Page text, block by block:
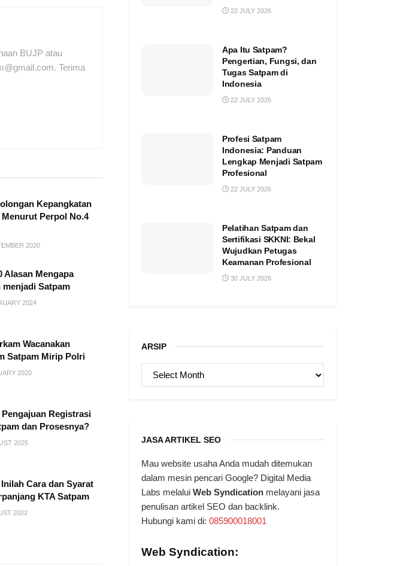
BUJP atau
Terima
Kepangkatan
Menurut Perpol No.4
2020
Alasan Mengapa
menjadi Satpam
2024
Wacanakan
Satpam Mirip Polri
2020
Pengajuan Registrasi
dan Prosesnya?
2025
Cara dan Syarat
KTA Satpam
2022
22 JULY 2026
Apa Itu Satpam?
Pengertian, Fungsi, dan
Tugas Satpam di
Indonesia
22 JULY 2026
Profesi Satpam
Indonesia: Panduan
Lengkap Menjadi Satpam
Profesional
22 JULY 2026
Pelatihan Satpam dan
Sertifikasi SKKNI: Bekal
Wujudkan Petugas
Keamanan Profesional
30 JULY 2026
ARSIP
ARSIP
JASA ARTIKEL SEO
Mau website usaha Anda mudah ditemukan
dalam mesin pencari Google? Digital Media
Labs melalui Web Syndication melayani jasa
penulisan artikel SEO dan backlink.
Hubungi kami di: 085900018001
Web Syndication: